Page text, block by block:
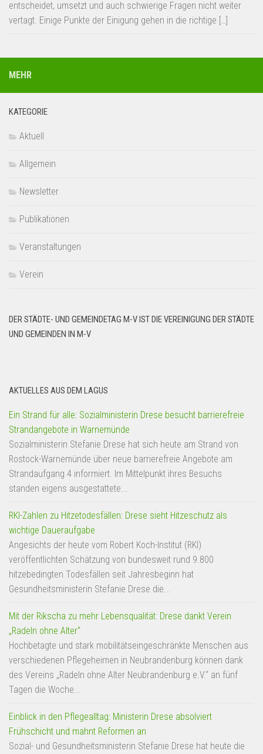
entscheidet, umsetzt und auch schwierige Fragen nicht weiter
vertagt. Einige Punkte der Einigung gehen in die richtige […]
MEHR
KATEGORIE
Aktuell
Allgemein
Newsletter
Publikationen
Veranstaltungen
Verein
DER STÄDTE- UND GEMEINDETAG M-V IST DIE VEREINIGUNG DER STÄDTE
UND GEMEINDEN IN M-V
AKTUELLES AUS DEM LAGUS
Ein Strand für alle: Sozialministerin Drese besucht barrierefreie
Strandangebote in Warnemünde
Sozialministerin Stefanie Drese hat sich heute am Strand von
Rostock-Warnemünde über neue barrierefreie Angebote am
Strandaufgang 4 informiert. Im Mittelpunkt ihres Besuchs
standen eigens ausgestattete...
RKI-Zahlen zu Hitzetodesfällen: Drese sieht Hitzeschutz als
wichtige Daueraufgabe
Angesichts der heute vom Robert Koch-Institut (RKI)
veröffentlichten Schätzung von bundesweit rund 9.800
hitzebedingten Todesfällen seit Jahresbeginn hat
Gesundheitsministerin Stefanie Drese die...
Mit der Rikscha zu mehr Lebensqualität: Drese dankt Verein
„Radeln ohne Alter“
Hochbetagte und stark mobilitätseingeschränkte Menschen aus
verschiedenen Pflegeheimen in Neubrandenburg können dank
des Vereins „Radeln ohne Alter Neubrandenburg e.V.“ an fünf
Tagen die Woche...
Einblick in den Pflegealltag: Ministerin Drese absolviert
Frühschicht und mahnt Reformen an
Sozial- und Gesundheitsministerin Stefanie Drese hat heute die